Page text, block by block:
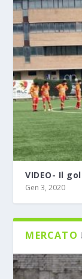
VIDEO- Il
Gen 3, 2020
MERCATO